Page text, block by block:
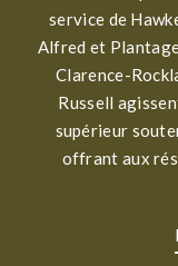
service de
Alfred et
Clarence-
Russell
supérieur
offrant aux